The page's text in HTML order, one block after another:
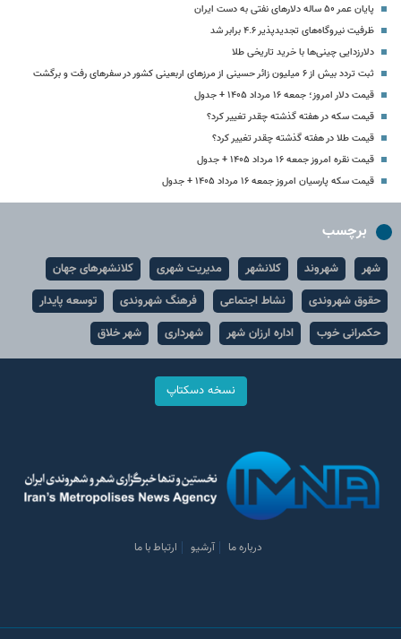
پایان عمر ۵۰ ساله دلارهای نفتی به دست ایران
ظرفیت نیروگاه‌های تجدیدپذیر ۴.۶ برابر شد
دلارزدایی چینی‌ها با خرید تاریخی طلا
ثبت تردد بیش از ۶ میلیون زائر حسینی از مرزهای اربعینی کشور در سفرهای رفت و برگشت
قیمت دلار امروز؛ جمعه ۱۶ مرداد ۱۴۰۵ + جدول
قیمت سکه در هفته گذشته چقدر تغییر کرد؟
قیمت طلا در هفته گذشته چقدر تغییر کرد؟
قیمت نقره امروز جمعه ۱۶ مرداد ۱۴۰۵ + جدول
قیمت سکه پارسیان امروز جمعه ۱۶ مرداد ۱۴۰۵ + جدول
برچسب
شهر شهروند کلانشهر مدیریت شهری
کلانشهرهای جهان
حقوق شهروندی
نشاط اجتماعی فرهنگ شهروندی
توسعه پایدار
حکمرانی خوب
اداره ارزان شهر شهرداری شهر خلاق
نسخه دسکتاپ
درباره ما آرشیو ارتباط با ما